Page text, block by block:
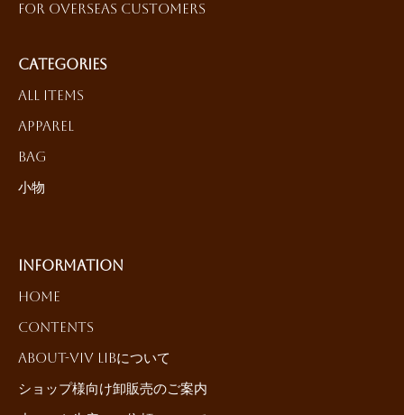
For Overseas Customers
Categories
All Items
Apparel
Bag
小物
Information
HOME
Contents
About-ViV LiBについて
ショップ様向け卸販売のご案内